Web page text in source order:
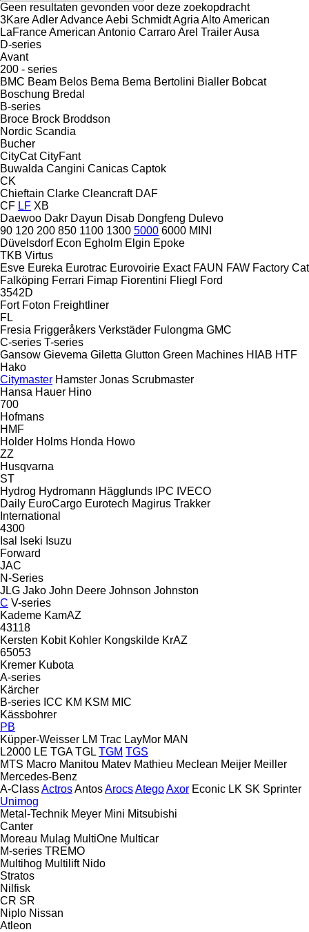
Geen resultaten gevonden voor deze zoekopdracht
3KareAdlerAdvanceAebi SchmidtAgria AltoAmerican
LaFranceAmerican Antonio CarraroArel TrailerAusa
D-series
Avant
200 - series
BMC Beam Belos Bema Bema Bertolini Bialler Bobcat
Boschung Bredal
B-series
Broce Brock Broddson
Nordic Scandia
Bucher
CityCat CityFant
Buwalda Cangini Canicas Captok
CK
Chieftain Clarke Cleancraft DAF
CF LF XB
Daewoo Dakr Dayun Disab Dongfeng Dulevo
90 120 200 850 1100 1300 5000 6000 MINI
Düvelsdorf Econ Egholm Elgin Epoke
TKB Virtus
Esve Eureka Eurotrac Eurovoirie Exact FAUN FAW Factory Cat
Falköping Ferrari Fimap Fiorentini Fliegl
Ford
3542D
Fort Foton Freightliner
FL
Fresia Friggeråkers Verkstäder Fulongma GMC
C-series T-series
Gansow Gievema Giletta Glutton Green Machines HIAB HTF
Hako
Citymaster Hamster Jonas Scrubmaster
Hansa Hauer Hino
700
Hofmans
HMF
Holder Holms Honda Howo
ZZ
Husqvarna
ST
Hydrog Hydromann Hägglunds IPC IVECO
Daily EuroCargo Eurotech Magirus Trakker
International
4300
Isal
Iseki Isuzu
Forward
JAC
N-Series
JLG Jako John Deere Johnson Johnston
C V-series
Kademe KamAZ
43118
Kersten Kobit Kohler Kongskilde KrAZ
65053
Kremer Kubota
A-series
Kärcher
B-series ICC KM KSM MIC
Kässbohrer
PB
Küpper-Weisser LM Trac LayMor MAN
L2000 LE TGA TGL TGM TGS
MTS Macro Manitou Matev Mathieu Meclean Meijer Meiller
Mercedes-Benz
A-ClassActrosAntosArocsAtegoAxor Econic LK SK Sprinter
Unimog
Metal-Technik Meyer Mini Mitsubishi
Canter
Moreau Mulag MultiOne Multicar
M-series TREMO
Multihog Multilift Nido
Stratos
Nilfisk
CR SR
Niplo Nissan
Atleon